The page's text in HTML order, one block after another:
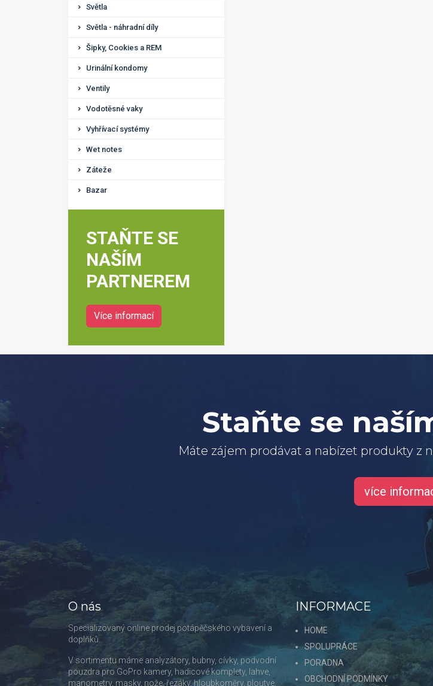
Světla
Světla - náhradní díly
Šipky, Cookies a REM
Urinální kondomy
Ventily
Vodotěsné vaky
Vyhřívací systémy
Wet notes
Záteže
Bazar
STAŇTE SE
NAŠÍM
PARTNEREM
Více informací
Staňte se
Máte zájem prodávat a nabízet produkty z
více
O nás
Specializovaný online prodej potápěčského vybavení a
doplňků.
V sortimentu máme analyzátory, bubny, cívky, podvodní
pouzdra pro GoPro kamery, hadicové komplety, lahve,
manometry, masky, nože, řezáky, hloubkoměry, ploutve,
INFORMACE
HOME
SPOLUPRÁCE
PORADNA
OBCHODNÍ PODMÍNKY